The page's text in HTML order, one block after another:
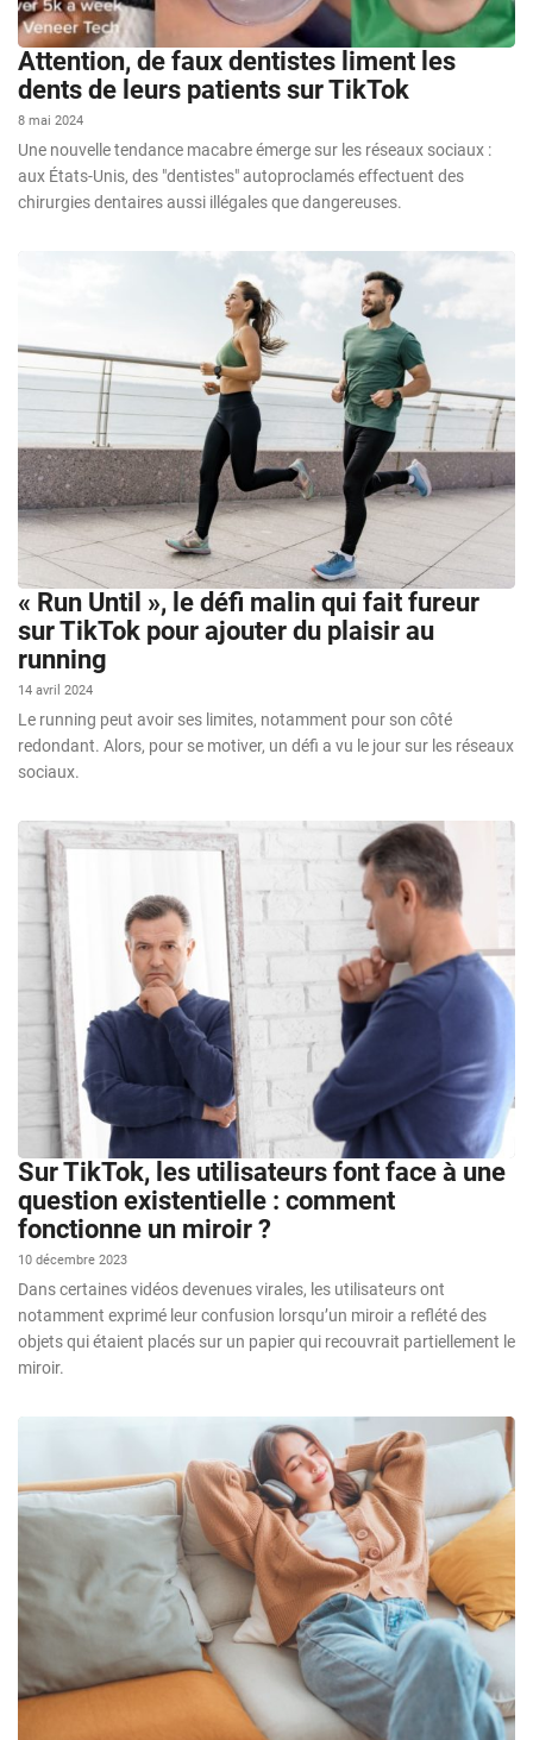
Attention, de faux dentistes liment les
dents de leurs patients sur TikTok
8 mai 2024
Une nouvelle tendance macabre émerge sur les réseaux sociaux :
aux États-Unis, des "dentistes" autoproclamés effectuent des
chirurgies dentaires aussi illégales que dangereuses.
« Run Until », le défi malin qui fait fureur
sur TikTok pour ajouter du plaisir au
running
14 avril 2024
Le running peut avoir ses limites, notamment pour son côté
redondant. Alors, pour se motiver, un défi a vu le jour sur les réseaux
sociaux.
Sur TikTok, les utilisateurs font face à une
question existentielle : comment
fonctionne un miroir ?
10 décembre 2023
Dans certaines vidéos devenues virales, les utilisateurs ont
notamment exprimé leur confusion lorsqu’un miroir a reflété des
objets qui étaient placés sur un papier qui recouvrait partiellement le
miroir.